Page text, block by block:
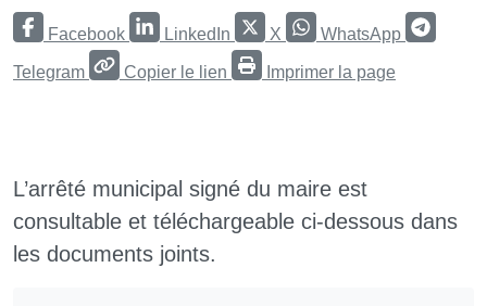
Facebook LinkedIn X WhatsApp
Telegram Copier le lien Imprimer la page
L’arrêté municipal signé du maire est
consultable et téléchargeable ci-dessous dans
les documents joints.